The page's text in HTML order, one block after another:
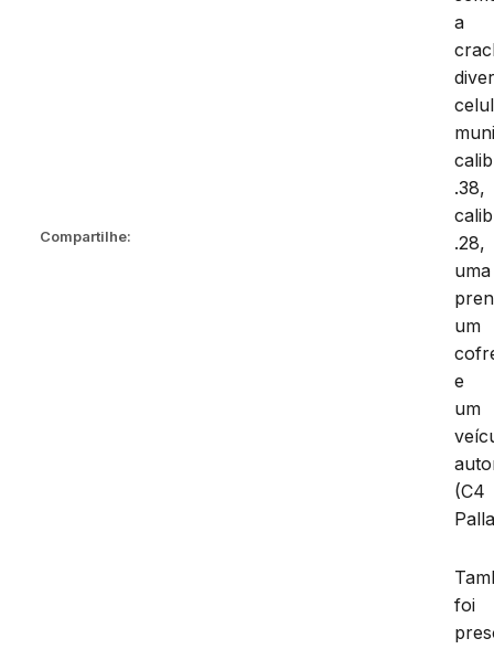
Compartilhe:
a
.38,
.28,
uma
um
e
um
(C4
foi